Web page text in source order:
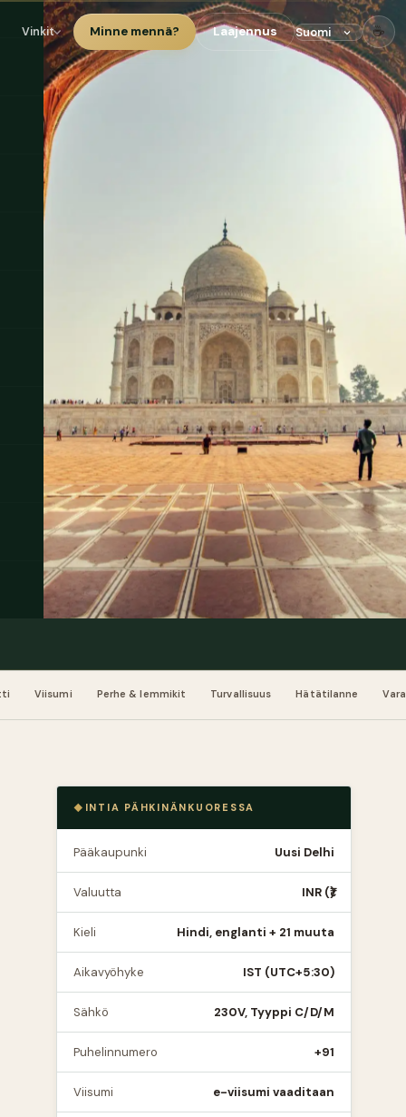
Vinkit Minne mennä? Laajennus ☕
Viisumi Perhe & lemmikit Turvallisuus Hätätilanne
INTIA PÄHKINÄNKUORESSA
Pääkaupunki Uusi Delhi
Valuutta INR (₹)
Kieli Hindi, englanti + 21 muuta
Aikavyöhyke IST (UTC+5:30)
Sähkö 230V, Tyyppi C/D/M
Puhelinnumero +91
Viisumi e-viisumi vaaditaan